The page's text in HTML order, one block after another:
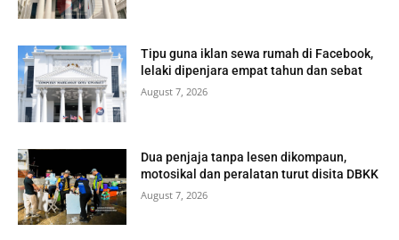
Tipu guna iklan sewa rumah di Facebook,
lelaki dipenjara empat tahun dan sebat
August 7, 2026
Dua penjaja tanpa lesen dikompaun,
motosikal dan peralatan turut disita DBKK
August 7, 2026